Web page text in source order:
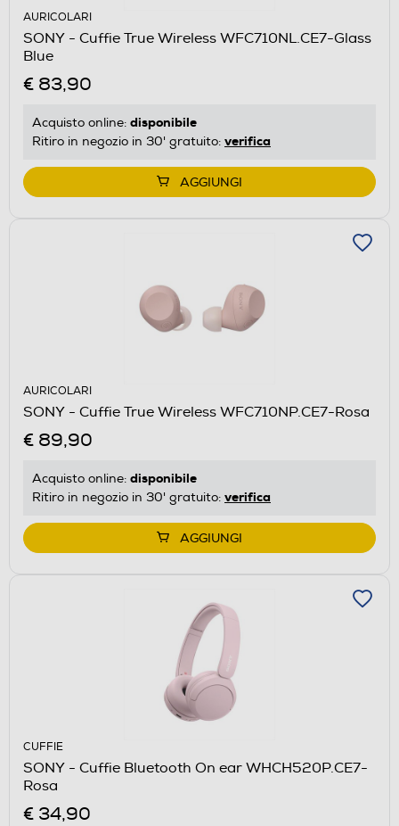
AURICOLARI
SONY - Cuffie True Wireless WFC710NL.CE7-Glass
Blue
€ 83,90
Acquisto online: disponibile
Ritiro in negozio in 30' gratuito: verifica
AGGIUNGI
AURICOLARI
SONY - Cuffie True Wireless WFC710NP.CE7-Rosa
€ 89,90
Acquisto online: disponibile
Ritiro in negozio in 30' gratuito: verifica
AGGIUNGI
CUFFIE
SONY - Cuffie Bluetooth On ear WHCH520P.CE7-
Rosa
€ 34,90